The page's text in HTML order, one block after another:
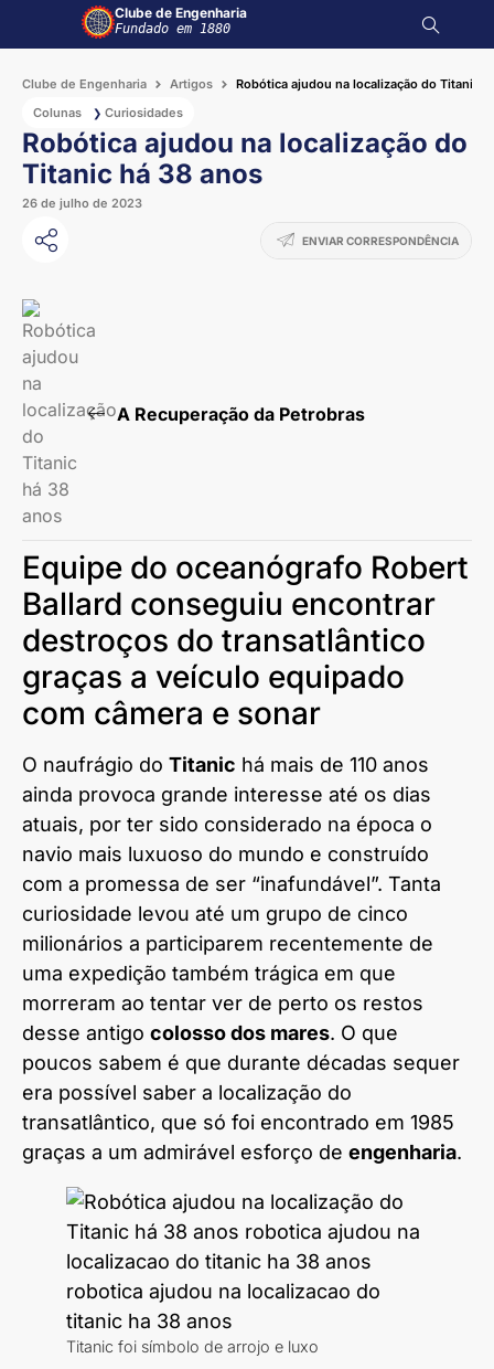
Clube de Engenharia
Fundado em 1880
Clube de Engenharia Artigos
Robótica ajudou na localização do Titanic
Colunas
❯ Curiosidades
Robótica ajudou na localização do
Titanic há 38 anos
26 de julho de 2023
ENVIAR CORRESPONDÊNCIA
A Recuperação da Petrobras
Equipe do oceanógrafo Robert
Ballard conseguiu encontrar
destroços do transatlântico
graças a veículo equipado
com câmera e sonar
O naufrágio do Titanic há mais de 110 anos
ainda provoca grande interesse até os dias
atuais, por ter sido considerado na época o
navio mais luxuoso do mundo e construído
com a promessa de ser “inafundável”. Tanta
curiosidade levou até um grupo de cinco
milionários a participarem recentemente de
uma expedição também trágica em que
morreram ao tentar ver de perto os restos
desse antigo colosso dos mares. O que
poucos sabem é que durante décadas sequer
era possível saber a localização do
transatlântico, que só foi encontrado em 1985
graças a um admirável esforço de engenharia.
Titanic foi símbolo de arrojo e luxo